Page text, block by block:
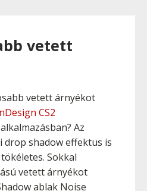
vetett
vetett árnyékot
CS2
Az
drop shadow effektus is
Sokkal
vetett árnyékot
ablak Noise